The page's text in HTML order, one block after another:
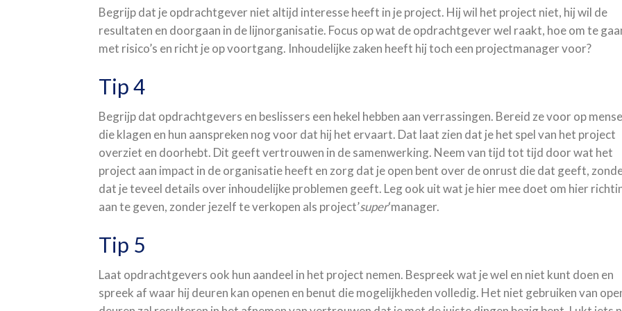
Begrijp dat je opdrachtgever niet altijd interesse heeft in je project. Hij wil het project niet, hij wil de
resultaten en doorgaan in de lijnorganisatie. Focus op wat de opdrachtgever wel raakt, hoe om te
met risico’s en richt je op voortgang. Inhoudelijke zaken heeft hij toch een projectmanager voor?
Tip 4
Begrijp dat opdrachtgevers en beslissers een hekel hebben aan verrassingen. Bereid ze voor op
die klagen en hun aanspreken nog voor dat hij het ervaart. Dat laat zien dat je het spel van het project
overziet en doorhebt. Dit geeft vertrouwen in de samenwerking. Neem van tijd tot tijd door wat het
project aan impact in de organisatie heeft en zorg dat je open bent over de onrust die dat geeft,
dat je teveel details over inhoudelijke problemen geeft. Leg ook uit wat je hier mee doet om hier
aan te geven, zonder jezelf te verkopen als project’super‘manager.
Tip 5
Laat opdrachtgevers ook hun aandeel in het project nemen. Bespreek wat je wel en niet kunt doen en
spreek af waar hij deuren kan openen en benut die mogelijkheden volledig. Het niet gebruiken van